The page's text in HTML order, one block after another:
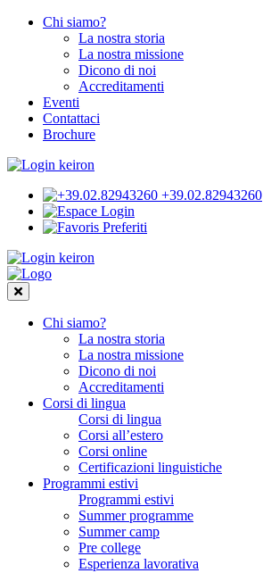
Chi siamo?
La nostra storia
La nostra missione
Dicono di noi
Accreditamenti
Eventi
Contattaci
Brochure
+39.02.82943260
Login
Preferiti
Chi siamo?
La nostra storia
La nostra missione
Dicono di noi
Accreditamenti
Corsi di lingua
Corsi di lingua
Corsi all’estero
Corsi online
Certificazioni linguistiche
Programmi estivi
Programmi estivi
Summer programme
Summer camp
Pre college
Esperienza lavorativa